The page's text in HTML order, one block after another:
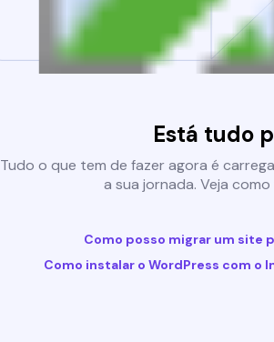
Está tudo
Tudo o que tem de fazer agora é
a sua jornada. Veja
Como posso migrar um site
Como instalar o WordPress com o